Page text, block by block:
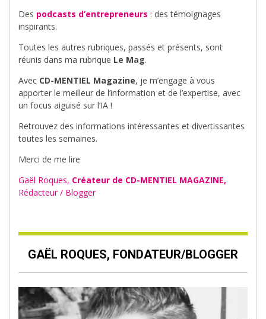
Des podcasts d’entrepreneurs : des témoignages
inspirants.
Toutes les autres rubriques, passés et présents, sont
réunis dans ma rubrique Le Mag.
Avec CD-MENTIEL Magazine, je m’engage à vous
apporter le meilleur de l’information et de l’expertise, avec
un focus aiguisé sur l’IA !
Retrouvez des informations intéressantes et divertissantes
toutes les semaines.
Merci de me lire
Gaël Roques, Créateur de CD-MENTIEL MAGAZINE,
Rédacteur / Blogger
GAËL ROQUES, FONDATEUR/BLOGGER